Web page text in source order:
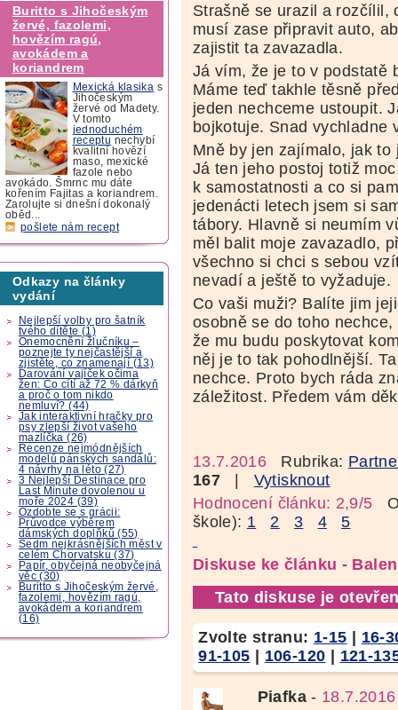
Buritto s Jihočeským
žervé, fazolemi,
hovězím ragú,
avokádem a
koriandrem
Mexická klasika s
Jihočeským
žervé od Madety.
V tomto
jednoduchém
receptu nechybí
kvalitní hovězí
maso, mexické
fazole nebo
avokádo. Šmrnc mu dáte
kořením Fajitas a koriandrem.
Zarolujte si dnešní dokonalý
oběd...
pošlete nám recept
Odkazy na články
vydání
Nejlepší volby pro šatník
tvého dítěte (1)
Onemocnění žlučníku –
poznejte ty nejčastější a
zjistěte, co znamenají (13)
Darování vajíček očima
žen: Co cítí až 72 % dárkyň
a proč o tom nikdo
nemluví? (44)
Jak interaktivní hračky pro
psy zlepší život vašeho
mazlíčka (26)
Recenze nejmódnějších
modelů pánských sandálů:
4 návrhy na léto (27)
3 Nejlepší Destinace pro
Last Minute dovolenou u
moře 2024 (39)
Ozdobte se s grácii:
Průvodce výběrem
dámských doplňků (55)
Sedm nejkrásnějších měst v
celém Chorvatsku (37)
Papír, obyčejná neobyčejná
věc (30)
Buritto s Jihočeským žervé,
fazolemi, hovězím ragú,
avokádem a koriandrem
(16)
Strašně se urazil a rozčílil,
musí zase připravit auto,
zajistit ta zavazadla.
Já vím, že je to v podstatě
Máme teď takhle těsně
jeden nechceme ustoupit.
bojkotuje. Snad vychladne
Mně by jen zajímalo, jak
Já ten jeho postoj totiž
k samostatnosti a co si
jedenácti letech jsem si
tábory. Hlavně si neumím
měl balit moje zavazadlo,
všechno si chci s sebou
nevadí a ještě to vyžaduje.
Co vaši muži? Balíte jim
osobně se do toho
že mu budu poskytovat
něj je to tak pohodlnější.
nechce. Proto bych ráda
záležitost. Předem vám
13.7.2016 Rubrika:
167| Vytisknout
Hodnocení článku: 2,9/5
škole): 1 2 3 4 5
Diskuse ke článku -
Tato diskuse je
Zvolte stranu: 1-15 | 16-
91-105 | 106-120 | 121-
Piafka-